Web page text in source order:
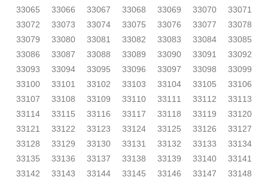
33065
33066 33067 33068 33069 33070
33071
33072
33073 33074 33075 33076 33077
33078
33079
33080 33081 33082 33083 33084
33085
33086
33087 33088 33089 33090 33091
33092
33093
33094 33095 33096 33097 33098
33099
33100
33101 33102 33103 33104 33105
33106
33107
33108 33109 33110 33111 33112
33113
33114
33115 33116 33117 33118 33119
33120
33121
33122 33123 33124 33125 33126
33127
33128
33129 33130 33131 33132 33133
33134
33135
33136 33137 33138 33139 33140
33141
33142
33143 33144 33145 33146 33147
33148